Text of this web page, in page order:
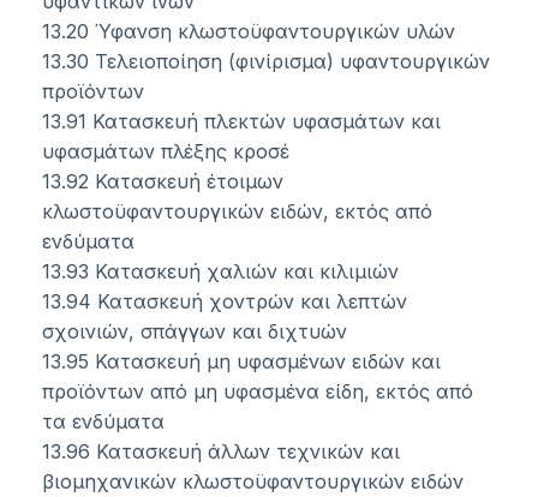
13.20 Ύφανση κλωστοϋφαντουργικών υλών
13.30 Τελειοποίηση (φινίρισμα) υφαντουργικών
προϊόντων
13.91 Κατασκευή πλεκτών υφασμάτων και
υφασμάτων πλέξης κροσέ
13.92 Κατασκευή έτοιμων
κλωστοϋφαντουργικών ειδών, εκτός από
ενδύματα
13.93 Κατασκευή χαλιών και κιλιμιών
13.94 Κατασκευή χοντρών και λεπτών
σχοινιών, σπάγγων και διχτυών
13.95 Κατασκευή μη υφασμένων ειδών και
προϊόντων από μη υφασμένα είδη, εκτός από
τα ενδύματα
13.96 Κατασκευή άλλων τεχνικών και
βιομηχανικών κλωστοϋφαντουργικών ειδών